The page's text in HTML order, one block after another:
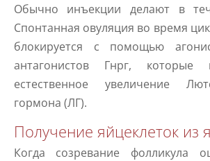
Обычно инъекции делают в
Спонтанная овуляция во время
блокируется с помощью
антагонистов Гнрг, которые
естественное увеличение
гормона (ЛГ).
Получение яйцеклеток из
Когда созревание фолликула